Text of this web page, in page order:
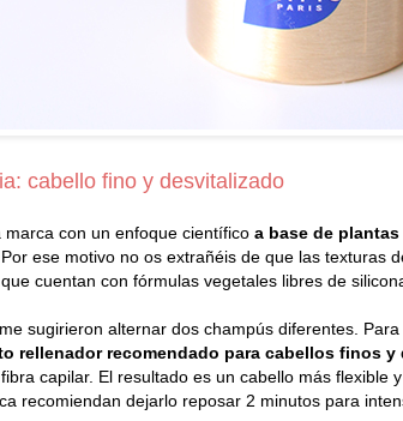
cabello fino y desvitalizado
marca con un enfoque científico a base de
ese motivo no os extrañéis de que las texturas
cuentan con fórmulas vegetales libres de
sugirieron alternar dos champús diferentes.
rellenador recomendado para cabellos finos y
capilar. El resultado es un cabello más flexible
recomiendan dejarlo reposar 2 minutos para